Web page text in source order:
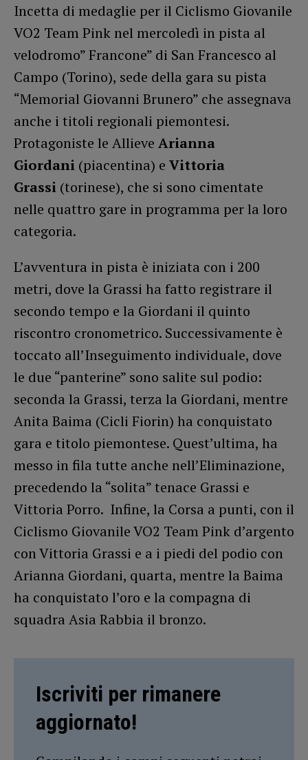
Incetta di medaglie per il Ciclismo Giovanile
VO2 Team Pink nel mercoledì in pista al
velodromo” Francone” di San Francesco al
Campo (Torino), sede della gara su pista
“Memorial Giovanni Brunero” che assegnava
anche i titoli regionali piemontesi.
Protagoniste le Allieve Arianna
Giordani (piacentina) e Vittoria
Grassi (torinese), che si sono cimentate
nelle quattro gare in programma per la loro
categoria.
L’avventura in pista è iniziata con i 200
metri, dove la Grassi ha fatto registrare il
secondo tempo e la Giordani il quinto
riscontro cronometrico. Successivamente è
toccato all’Inseguimento individuale, dove
le due “panterine” sono salite sul podio:
seconda la Grassi, terza la Giordani, mentre
Anita Baima (Cicli Fiorin) ha conquistato
gara e titolo piemontese. Quest’ultima, ha
messo in fila tutte anche nell’Eliminazione,
precedendo la “solita” tenace Grassi e
Vittoria Porro. Infine, la Corsa a punti, con il
Ciclismo Giovanile VO2 Team Pink d’argento
con Vittoria Grassi e a i piedi del podio con
Arianna Giordani, quarta, mentre la Baima
ha conquistato l’oro e la compagna di
squadra Asia Rabbia il bronzo.
Iscriviti per rimanere
aggiornato!